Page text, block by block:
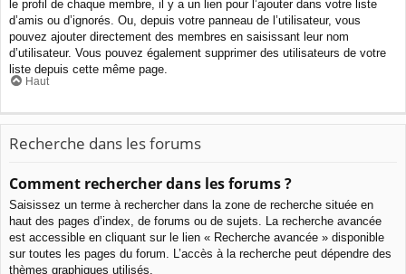
le profil de chaque membre, il y a un lien pour l’ajouter dans votre liste
d’amis ou d’ignorés. Ou, depuis votre panneau de l’utilisateur, vous
pouvez ajouter directement des membres en saisissant leur nom
d’utilisateur. Vous pouvez également supprimer des utilisateurs de votre
liste depuis cette même page.
Haut
Recherche dans les forums
Comment rechercher dans les forums ?
Saisissez un terme à rechercher dans la zone de recherche située en
haut des pages d’index, de forums ou de sujets. La recherche avancée
est accessible en cliquant sur le lien « Recherche avancée » disponible
sur toutes les pages du forum. L’accès à la recherche peut dépendre des
thèmes graphiques utilisés.